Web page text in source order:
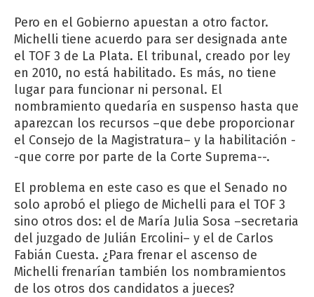
Pero en el Gobierno apuestan a otro factor.
Michelli tiene acuerdo para ser designada ante
el TOF 3 de La Plata. El tribunal, creado por ley
en 2010, no está habilitado. Es más, no tiene
lugar para funcionar ni personal. El
nombramiento quedaría en suspenso hasta que
aparezcan los recursos –que debe proporcionar
el Consejo de la Magistratura– y la habilitación -
-que corre por parte de la Corte Suprema--.
El problema en este caso es que el Senado no
solo aprobó el pliego de Michelli para el TOF 3
sino otros dos: el de María Julia Sosa –secretaria
del juzgado de Julián Ercolini– y el de Carlos
Fabián Cuesta. ¿Para frenar el ascenso de
Michelli frenarían también los nombramientos
de los otros dos candidatos a jueces?